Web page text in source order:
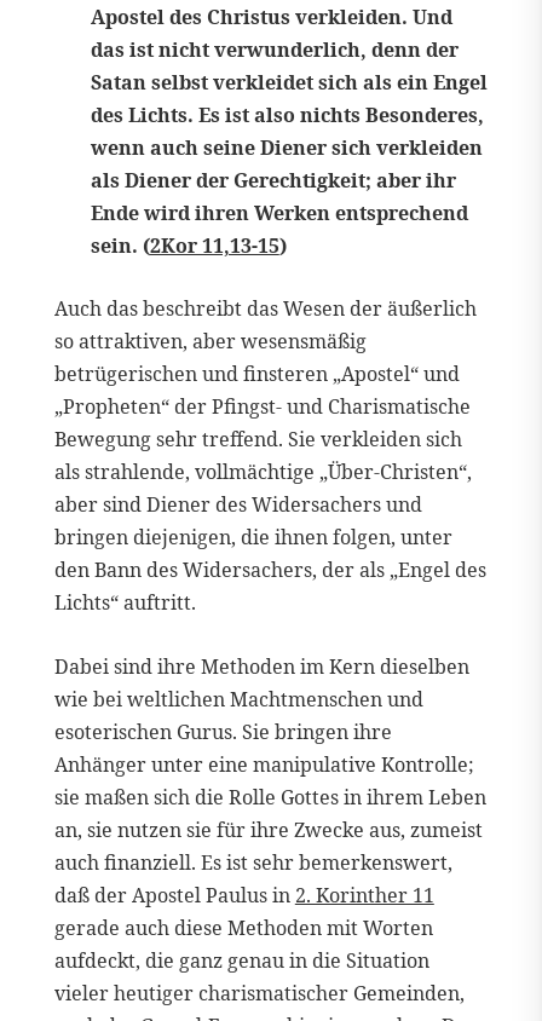
Apostel des Christus verkleiden. Und
das ist nicht verwunderlich, denn der
Satan selbst verkleidet sich als ein Engel
des Lichts. Es ist also nichts Besonderes,
wenn auch seine Diener sich verkleiden
als Diener der Gerechtigkeit; aber ihr
Ende wird ihren Werken entsprechend
sein. (2Kor 11,13-15)
Auch das beschreibt das Wesen der äußerlich
so attraktiven, aber wesensmäßig
betrügerischen und finsteren „Apostel“ und
„Propheten“ der Pfingst- und Charismatische
Bewegung sehr treffend. Sie verkleiden sich
als strahlende, vollmächtige „Über-Christen“,
aber sind Diener des Widersachers und
bringen diejenigen, die ihnen folgen, unter
den Bann des Widersachers, der als „Engel des
Lichts“ auftritt.
Dabei sind ihre Methoden im Kern dieselben
wie bei weltlichen Machtmenschen und
esoterischen Gurus. Sie bringen ihre
Anhänger unter eine manipulative Kontrolle;
sie maßen sich die Rolle Gottes in ihrem Leben
an, sie nutzen sie für ihre Zwecke aus, zumeist
auch finanziell. Es ist sehr bemerkenswert,
daß der Apostel Paulus in 2. Korinther 11
gerade auch diese Methoden mit Worten
aufdeckt, die ganz genau in die Situation
vieler heutiger charismatischer Gemeinden,